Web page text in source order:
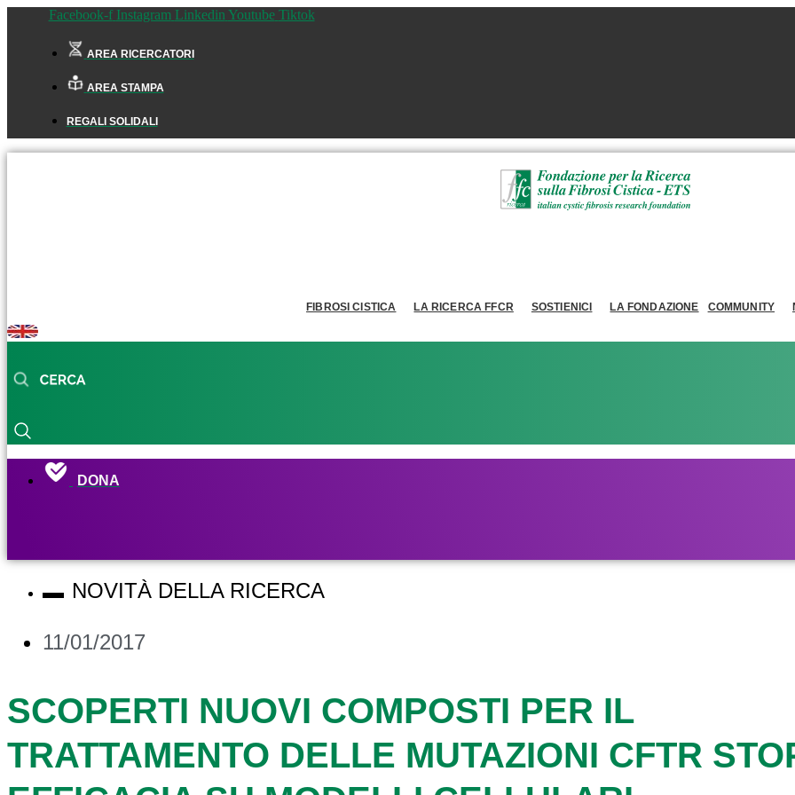
Facebook-f Instagram Linkedin Youtube Tiktok
AREA RICERCATORI
AREA STAMPA
REGALI SOLIDALI
FIBROSI CISTICA LA RICERCA FFCR SOSTIENICI LA FONDAZIONE COMMUNITY
DONA
NOVITÀ DELLA RICERCA
11/01/2017
SCOPERTI NUOVI COMPOSTI PER IL
TRATTAMENTO DELLE MUTAZIONI CFTR